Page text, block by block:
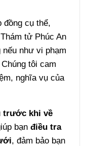
đồng cụ thể,
Thám tử Phúc An
như vi phạm
tôi cam
nghĩa vụ của
trước khi về
bạnđiều tra
, đảm bảo bạn